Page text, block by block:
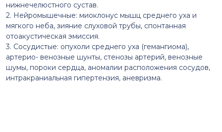
нижнечелюстного сустав.
2. Нейромышечные: миоклонус мышц среднего уха и
мягкого неба, зияние слуховой трубы, спонтанная
отоакустическая эмиссия.
3. Сосудистые: опухоли среднего уха (гемангиома),
артерио- венозные шунты, стенозы артерий, венозные
шумы, пороки сердца, аномалии расположения сосудов,
интракраниальная гипертензия, аневризма.